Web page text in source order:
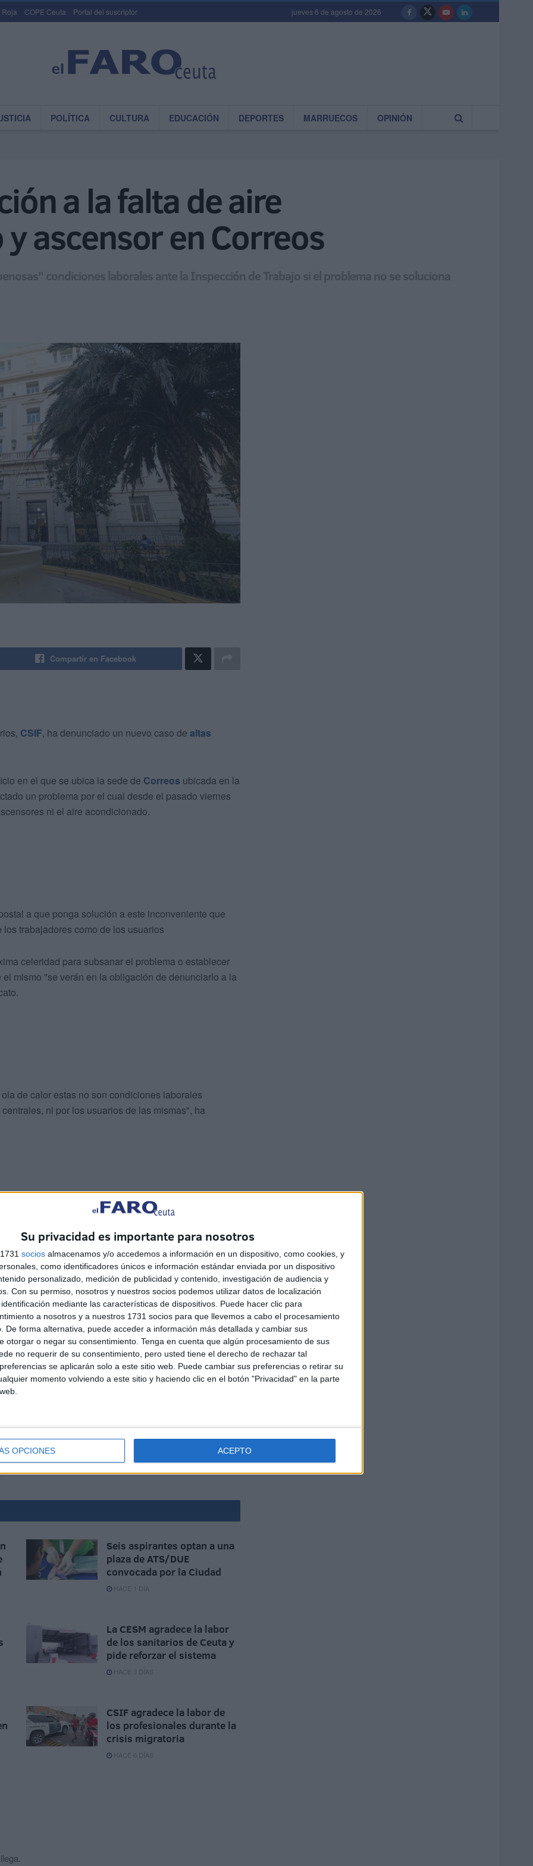
Su privacidad es importante para nosotros
socios almacenamos y/o accedemos a información en un dispositivo, como cookies, y
como identificadores únicos e información estándar enviada por un dispositivo
personalizado, medición de publicidad y contenido, investigación de audiencia y
Con su permiso, nosotros y nuestros socios podemos utilizar datos de localización
mediante las características de dispositivos. Puede hacer clic para
a nosotros y a nuestros 1731 socios para que llevemos a cabo el procesamiento
De forma alternativa, puede acceder a información más detallada y cambiar sus
otorgar o negar su consentimiento. Tenga en cuenta que algún procesamiento de sus
no requerir de su consentimiento, pero usted tiene el derecho de rechazar tal
se aplicarán solo a este sitio web. Puede cambiar sus preferencias o retirar su
momento volviendo a este sitio y haciendo clic en el botón "Privacidad" en la parte
OPCIONES ACEPTO
Roja COPE Ceuta Portal del suscriptor jueves 6 de agosto de 2026
POLÍTICA CULTURA EDUCACIÓN DEPORTES MARRUECOS OPINIÓN
a la falta de aire
ascensor en Correos
condiciones laborales ante la Inspección de Trabajo si el problema no se soluciona
Compartir en Facebook
CSIF, ha denunciado un nuevo caso de altas
en el que se ubica la sede de Correos ubicada en la
un problema por el cual desde el pasado viernes
ni el aire acondicionado.
a que ponga solución a este inconveniente que
trabajadores como de los usuarios
celeridad para subsanar el problema o establecer
mismo "se verán en la obligación de denunciarlo a la
de calor estas no son condiciones laborales
ni por los usuarios de las mismas", ha
Sindical se hacen "más penosas si cabe" al unir a
que obligan a aquellas personas que
de manera obligada las escaleras.
"un riesgo alto de que puedan producirse golpes de
de "la normativa correspondiente en
Decreto 486/1997, de 14 de abril, por el que se
y salud en los lugares de trabajo".
Seis aspirantes optan a una
plaza de ATS/DUE
convocada por la Ciudad
HACE 1 DÍA
La CESM agradece la labor
de los sanitarios de Ceuta y
pide reforzar el sistema
HACE 3 DÍAS
CSIF agradece la labor de
los profesionales durante la
crisis migratoria
HACE 6 DÍAS